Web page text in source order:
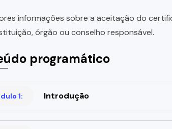
informações sobre a aceitação do
órgão ou conselho responsável.
programático
1: Introdução